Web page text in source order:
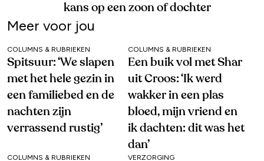
kans op een zoon of dochter
Meer voor jou
COLUMNS & RUBRIEKEN
Spitsuur: ‘We slapen
met het hele gezin in
een familiebed en de
nachten zijn
verrassend rustig’
COLUMNS & RUBRIEKEN
Een buik vol met Shar
uit Croos: ‘Ik werd
wakker in een plas
bloed, mijn vriend en
ik dachten: dit was het
dan’
COLUMNS & RUBRIEKEN VERZORGING